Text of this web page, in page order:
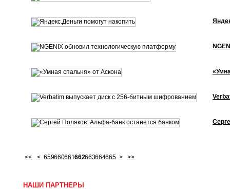
<< < 659660661662663664665 > >>
НАШИ ПАРТНЕРЫ